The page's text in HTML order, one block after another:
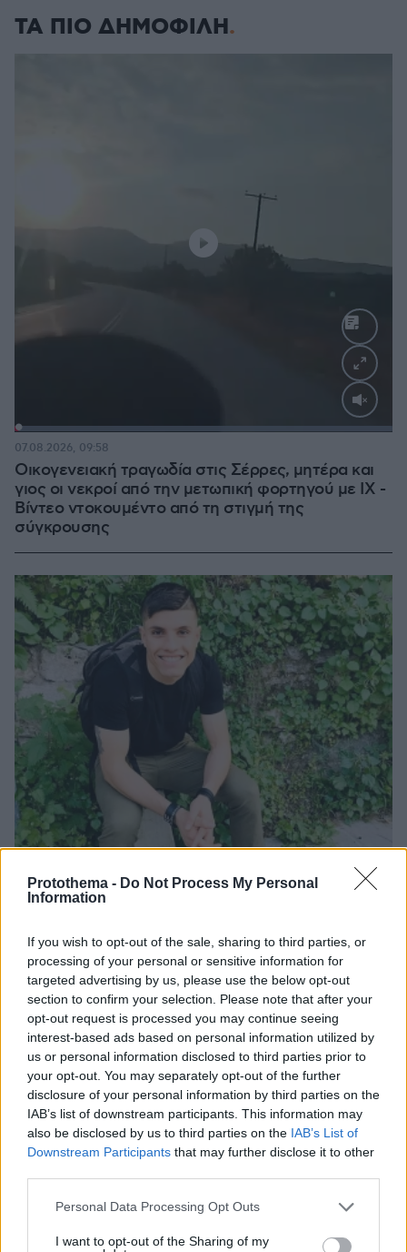
Protothema - Do Not Process My Personal
Information
If you wish to opt-out of the sale, sharing to third parties, or
processing of your personal or sensitive information for
targeted advertising by us, please use the below opt-out
section to confirm your selection. Please note that after your
opt-out request is processed you may continue seeing
interest-based ads based on personal information utilized by
us or personal information disclosed to third parties prior to
your opt-out. You may separately opt-out of the further
disclosure of your personal information by third parties on the
IAB’s list of downstream participants. This information may
also be disclosed by us to third parties on the IAB’s List of
Downstream Participants that may further disclose it to other
Please note that this website/app uses one or more Google
not limited to your visit or usage behaviour. You may click to
Personal Data Processing Opt Outs
I want to opt-out of the Sharing of my
ΤΑ ΠΙΟ ΔΗΜΟΦΙΛΗ
Loaded:
Οικογενειακή τραγωδία στις Σέρρες, μητέρα και
γιος οι νεκροί από την μετωπική φορτηγού με ΙΧ -
Βίντεο ντοκουμέντο από τη στιγμή της
σύγκρουσης
07.08.2026, 09:58
«Δεν το πιστεύουμε», λένε οι Αμερικανοί που
υιοθέτησαν τον Αφγανό στη Λέσβο - Η αρχική
εκδοχή για το φονικό στην Κυψέλη και η σιωπή
στην απολογία
07.08.2026, 07:19